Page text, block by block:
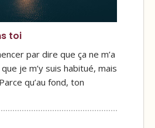
toi
par dire que ça ne m’a
je m’y suis habitué, mais
qu’au fond, ton